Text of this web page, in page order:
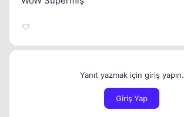
Yanıt yazmak için giriş yapın.
Giriş Yap